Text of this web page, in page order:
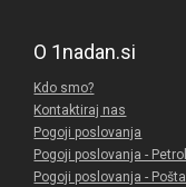
O 1nadan.si
Kdo smo?
Kontaktiraj nas
Pogoji poslovanja
Pogoji poslovanja - Petrol
Pogoji poslovanja - Pošta